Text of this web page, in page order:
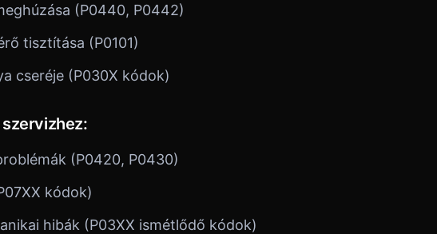
(P0440, P0442)
tisztítása (P0101)
cseréje (P030X kódok)
(P0420, P0430)
kódok)
hibák (P03XX ismétlődő kódok)